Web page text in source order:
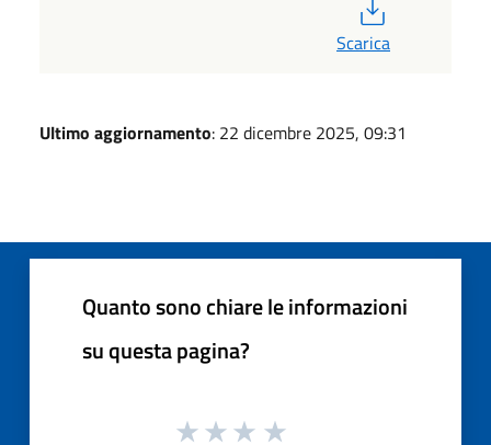
Scarica
Ultimo aggiornamento: 22 dicembre 2025, 09:31
Quanto sono chiare le informazioni
su questa pagina?